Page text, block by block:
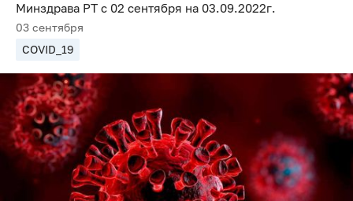
Минздрава РТ с 02 сентября на 03.09.2022г.
03 сентября
COVID_19